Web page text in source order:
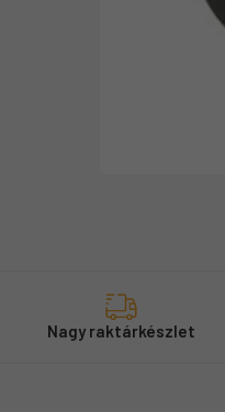
Nagy raktárkészlet